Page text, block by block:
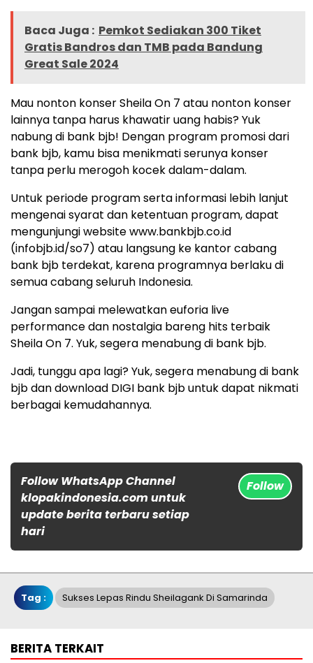
Baca Juga : Pemkot Sediakan 300 Tiket
Gratis Bandros dan TMB pada Bandung
Great Sale 2024
Mau nonton konser Sheila On 7 atau nonton konser
lainnya tanpa harus khawatir uang habis? Yuk
nabung di bank bjb! Dengan program promosi dari
bank bjb, kamu bisa menikmati serunya konser
tanpa perlu merogoh kocek dalam-dalam.
Untuk periode program serta informasi lebih lanjut
mengenai syarat dan ketentuan program, dapat
mengunjungi website www.bankbjb.co.id
(infobjb.id/so7) atau langsung ke kantor cabang
bank bjb terdekat, karena programnya berlaku di
semua cabang seluruh Indonesia.
Jangan sampai melewatkan euforia live
performance dan nostalgia bareng hits terbaik
Sheila On 7. Yuk, segera menabung di bank bjb.
Jadi, tunggu apa lagi? Yuk, segera menabung di bank
bjb dan download DIGI bank bjb untuk dapat nikmati
berbagai kemudahannya.
Follow WhatsApp Channel
klopakindonesia.com untuk
update berita terbaru setiap
hari
Follow
Tag : Sukses Lepas Rindu Sheilagank Di Samarinda
BERITA TERKAIT